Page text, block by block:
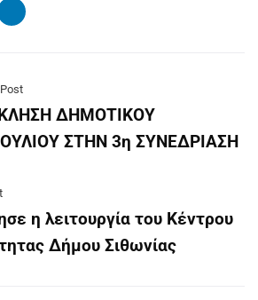
ΔΗΜΟΤΙΚΟΥ
ΣΤΗΝ 3η ΣΥΝΕΔΡΙΑΣΗ
η λειτουργία του Κέντρου
Δήμου Σιθωνίας